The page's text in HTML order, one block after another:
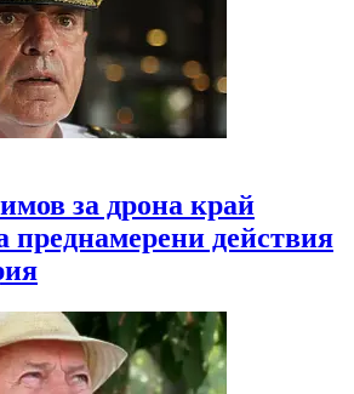
за дрона край
действия